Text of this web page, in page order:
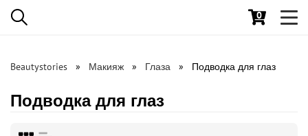
0
Beautystories Макияж Глаза Подводка для глаз
Подводка для глаз